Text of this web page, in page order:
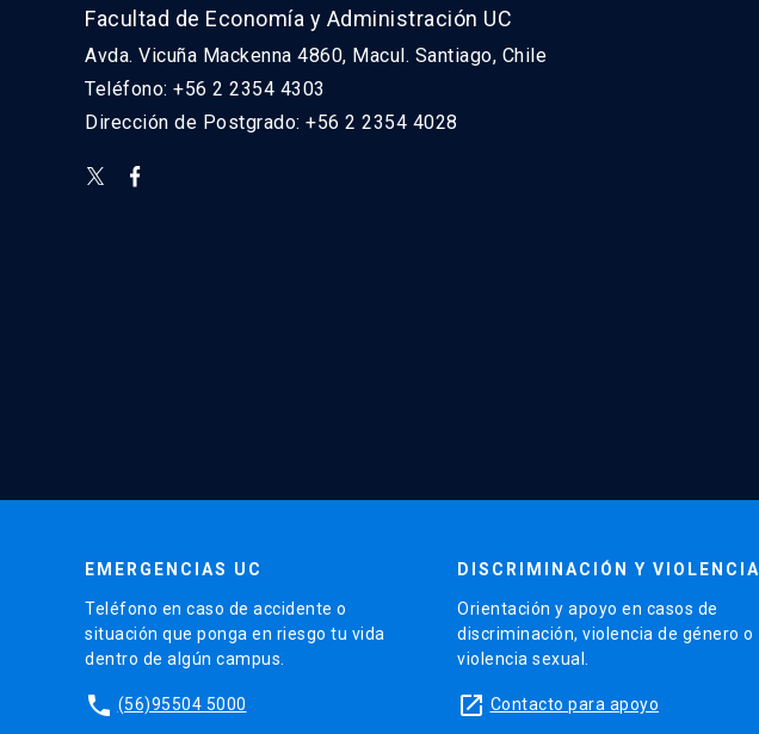
Facultad de Economía y Administración UC
Avda. Vicuña Mackenna 4860, Macul. Santiago, Chile
Teléfono: +56 2 2354 4303
Dirección de Postgrado: +56 2 2354 4028
EMERGENCIAS UC
Teléfono en caso de accidente o
situación que ponga en riesgo tu vida
dentro de algún campus.
phone (56)95504 5000
DISCRIMINACIÓN Y VIOLENCIA
Orientación y apoyo en casos de
discriminación, violencia de género o
violencia sexual.
launch Contacto para apoyo